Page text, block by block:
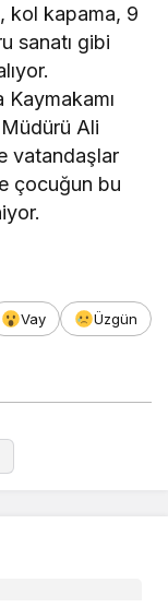
kol kapama, 9
sanatı gibi
Kaymakamı
Ali
vatandaşlar
çocuğun bu
Vay
Üzgün